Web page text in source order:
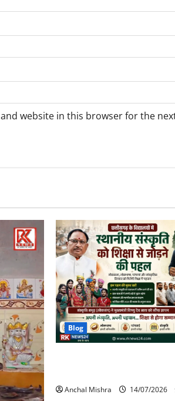
website in this browser for the
Blog
Anchal Mishra 14/07/2026